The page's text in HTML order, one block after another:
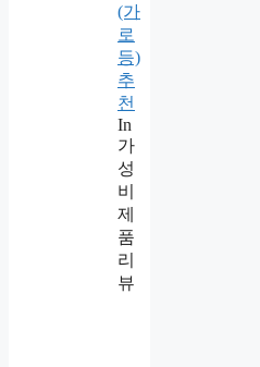
(가
로
등)
추
천
In
가
성
비
제
품
리
뷰